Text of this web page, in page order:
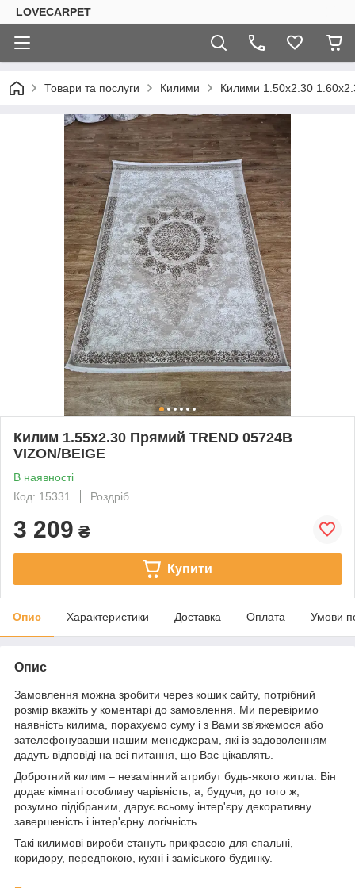
LOVECARPET
Товари та послуги Килими Килими 1.50х2.30
Килим 1.55х2.30 Прямий TREND 05724B
VIZON/BEIGE
В наявності
Код: 15331
Роздріб
3 209 ₴
Купити
Опис Характеристики Доставка Оплата Умови
Опис
Замовлення можна зробити через кошик сайту, потрібний
розмір вкажіть у коментарі до замовлення. Ми перевіримо
наявність килима, порахуємо суму і з Вами зв'яжемося або
зателефонувавши нашим менеджерам, які із задоволенням
дадуть відповіді на всі питання, що Вас цікавлять.
Добротний килим – незамінний атрибут будь-якого житла. Він
додає кімнаті особливу чарівність, а, будучи, до того ж,
розумно підібраним, дарує всьому інтер'єру декоративну
завершеність і інтер'єрну логічність.
Такі килимові вироби стануть прикрасою для спальні,
коридору, передпокою, кухні і заміського будинку.